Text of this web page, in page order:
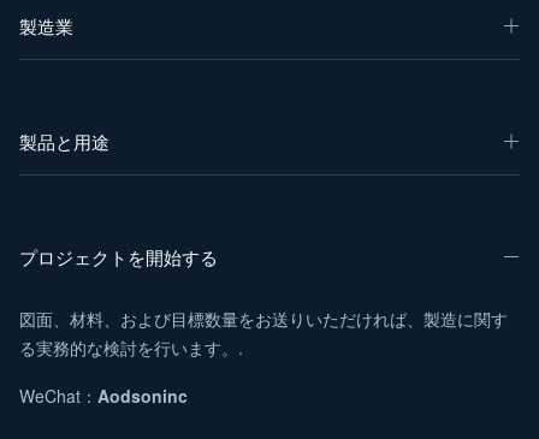
製造業
製品と用途
プロジェクトを開始する
図面、材料、および目標数量をお送りいただければ、製造に関す
る実務的な検討を行います。.
WeChat： Aodsoninc